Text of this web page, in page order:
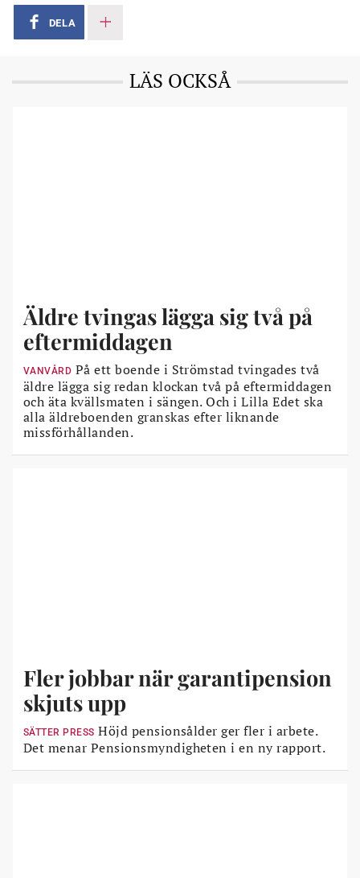
DELA
LÄS OCKSÅ
Äldre tvingas lägga sig två på
eftermiddagen
VANVÅRD På ett boende i Strömstad tvingades två
äldre lägga sig redan klockan två på eftermiddagen
och äta kvällsmaten i sängen. Och i Lilla Edet ska
alla äldreboenden granskas efter liknande
missförhållanden.
Fler jobbar när garantipension
skjuts upp
SÄTTER PRESS Höjd pensionsålder ger fler i arbete.
Det menar Pensionsmyndigheten i en ny rapport.